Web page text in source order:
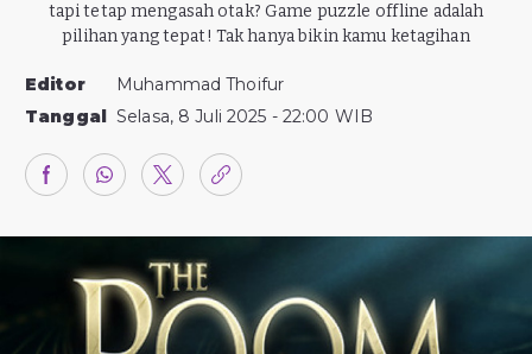
tapi tetap mengasah otak? Game puzzle offline adalah
pilihan yang tepat! Tak hanya bikin kamu ketagihan
Editor
Muhammad Thoifur
Tanggal Selasa, 8 Juli 2025 - 22:00 WIB